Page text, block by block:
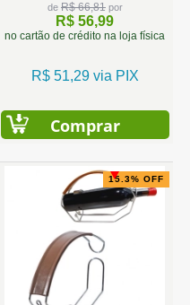
de R$ 66,81por
R$ 56,99
no cartão de crédito na loja física
R$ 51,29 via PIX
Comprar
15.3% OFF